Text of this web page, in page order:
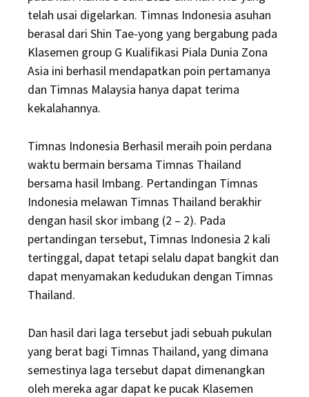
telah usai digelarkan. Timnas Indonesia asuhan
berasal dari Shin Tae-yong yang bergabung pada
Klasemen group G Kualifikasi Piala Dunia Zona
Asia ini berhasil mendapatkan poin pertamanya
dan Timnas Malaysia hanya dapat terima
kekalahannya.
Timnas Indonesia Berhasil meraih poin perdana
waktu bermain bersama Timnas Thailand
bersama hasil Imbang. Pertandingan Timnas
Indonesia melawan Timnas Thailand berakhir
dengan hasil skor imbang (2 – 2). Pada
pertandingan tersebut, Timnas Indonesia 2 kali
tertinggal, dapat tetapi selalu dapat bangkit dan
dapat menyamakan kedudukan dengan Timnas
Thailand.
Dan hasil dari laga tersebut jadi sebuah pukulan
yang berat bagi Timnas Thailand, yang dimana
semestinya laga tersebut dapat dimenangkan
oleh mereka agar dapat ke pucak Klasemen